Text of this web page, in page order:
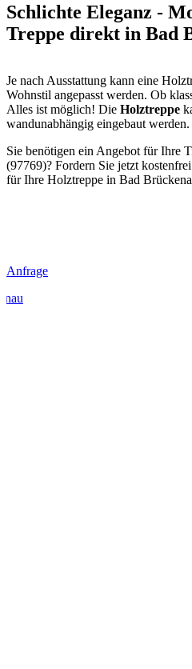
Schlichte Eleganz -
Treppe direkt in Bad
Je nach Ausstattung kann eine
Wohnstil angepasst werden. Ob
Alles ist möglich! Die Holztreppe
wandunabhängig eingebaut werden.
Sie benötigen ein Angebot für Ihre
(97769)? Fordern Sie jetzt
für Ihre Holztreppe in Bad
Anfrage